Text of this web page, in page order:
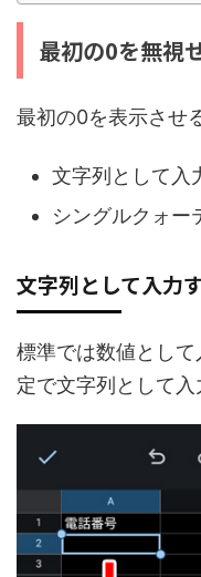
最初の0を無視
最初の0を表示させ
文字列として入
シングルクォー
文字列として入力
標準では数値とし
定で文字列として入